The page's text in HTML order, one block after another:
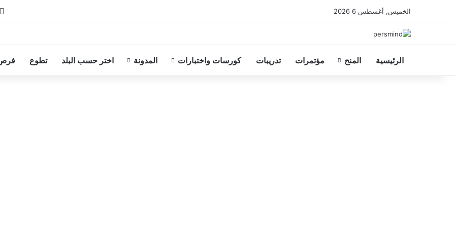
الخميس, أغسطس 6 2026
الرئيسية المنح مؤتمرات تدريبات كورسات واختبارات المدونة اختر حسب البلد تطوع